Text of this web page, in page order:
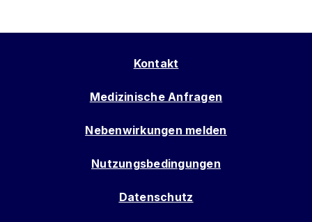
Kontakt
Medizinische Anfragen
Nebenwirkungen melden
Nutzungsbedingungen
Datenschutz